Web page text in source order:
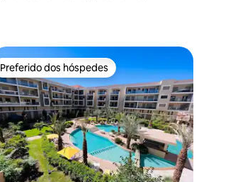
Preferido dos hóspedes
Preferido dos hóspedes